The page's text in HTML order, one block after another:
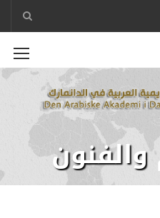
والفنون